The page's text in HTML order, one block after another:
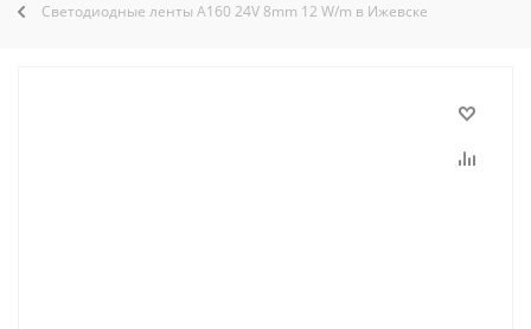
Светодиодные ленты A160 24V 8mm 12 W/m в Ижевске